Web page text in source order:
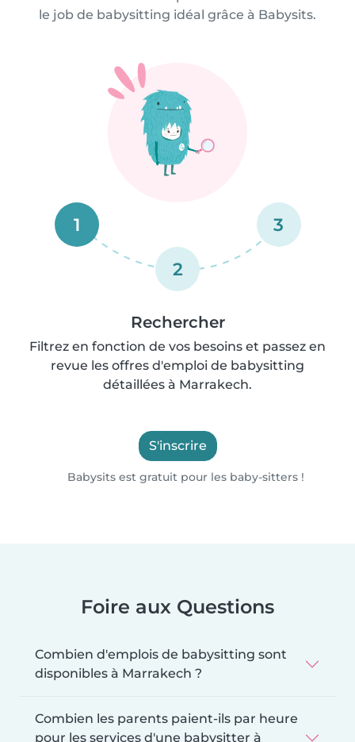
le job de babysitting idéal grâce à Babysits.
1
2
3
Rechercher
Filtrez en fonction de vos besoins et passez en
revue les offres d'emploi de babysitting
détaillées à Marrakech.
S'inscrire
Babysits est gratuit pour les baby-sitters !
Foire aux Questions
Combien d'emplois de babysitting sont
disponibles à Marrakech ?
Combien les parents paient-ils par heure
pour les services d'une babysitter à